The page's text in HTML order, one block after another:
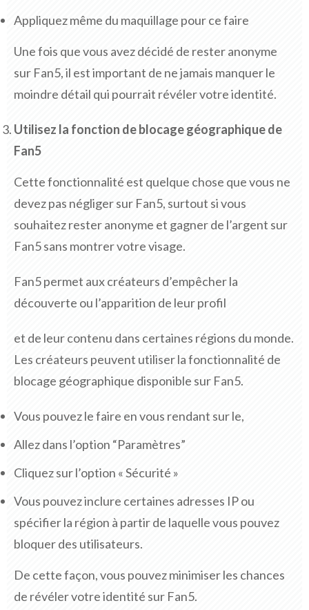
Appliquez même du maquillage pour ce faire
Une fois que vous avez décidé de rester anonyme
sur Fan5, il est important de ne jamais manquer le
moindre détail qui pourrait révéler votre identité.
Utilisez la fonction de blocage géographique de
Fan5
Cette fonctionnalité est quelque chose que vous ne
devez pas négliger sur Fan5, surtout si vous
souhaitez rester anonyme et gagner de l’argent sur
Fan5 sans montrer votre visage.
Fan5 permet aux créateurs d’empêcher la
découverte ou l’apparition de leur profil
et de leur contenu dans certaines régions du monde.
Les créateurs peuvent utiliser la fonctionnalité de
blocage géographique disponible sur Fan5.
Vous pouvez le faire en vous rendant sur le,
Allez dans l’option “Paramètres”
Cliquez sur l’option « Sécurité »
Vous pouvez inclure certaines adresses IP ou
spécifier la région à partir de laquelle vous pouvez
bloquer des utilisateurs.
De cette façon, vous pouvez minimiser les chances
de révéler votre identité sur Fan5.